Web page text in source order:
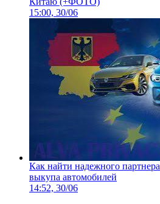
15:00, 30/06
Как найти надежного
выкупа автомобилей
14:52, 30/06